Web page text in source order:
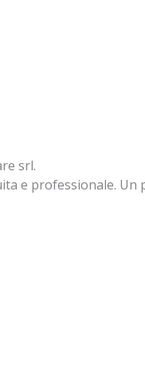
srl.
e professionale.